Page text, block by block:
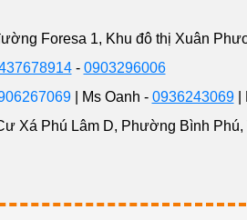
Foresa 1, Khu đô thị Xuân
- 0903296006
| Ms Oanh - 0936243069|
Xá Phú Lâm D, Phường Bình